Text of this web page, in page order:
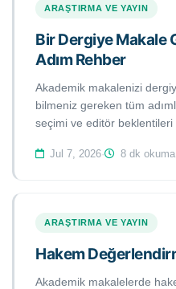
ARAŞTIRMA VE YAYIN
Bir Dergiye Makale
Adım Rehber
Akademik makalenizi
bilmeniz gereken tüm
seçimi ve editör beklentileri
Jul 7, 2026· 8 dk okuma
ARAŞTIRMA VE YAYIN
Hakem
Akademik makalelerde